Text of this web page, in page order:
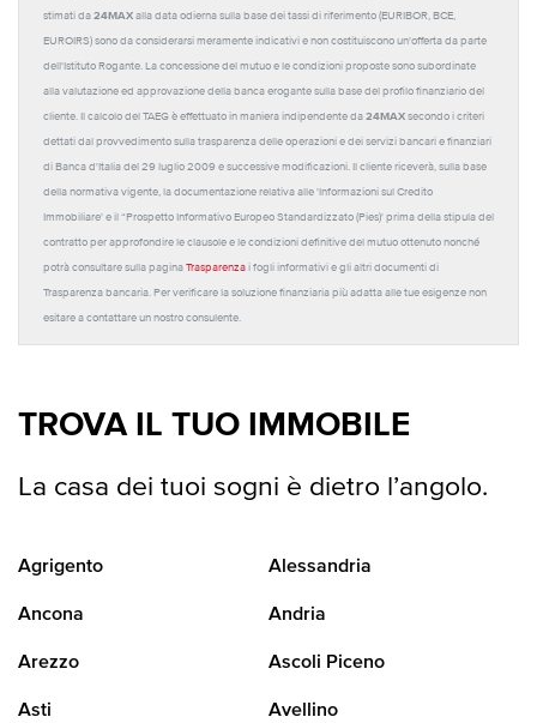
stimati da 24MAX alla data odierna sulla base dei tassi di riferimento (EURIBOR, BCE,
EUROIRS) sono da considerarsi meramente indicativi e non costituiscono un'offerta da parte
dell'Istituto Rogante. La concessione del mutuo e le condizioni proposte sono subordinate
alla valutazione ed approvazione della banca erogante sulla base del profilo finanziario del
cliente. Il calcolo del TAEG è effettuato in maniera indipendente da 24MAX secondo i criteri
dettati dal provvedimento sulla trasparenza delle operazioni e dei servizi bancari e finanziari
di Banca d'Italia del 29 luglio 2009 e successive modificazioni. Il cliente riceverà, sulla base
della normativa vigente, la documentazione relativa alle 'Informazioni sul Credito
Immobiliare' e il “Prospetto Informativo Europeo Standardizzato (Pies)' prima della stipula del
contratto per approfondire le clausole e le condizioni definitive del mutuo ottenuto nonché
potrà consultare sulla pagina Trasparenza i fogli informativi e gli altri documenti di
Trasparenza bancaria. Per verificare la soluzione finanziaria più adatta alle tue esigenze non
esitare a contattare un nostro consulente.
TROVA IL TUO IMMOBILE
La casa dei tuoi sogni è dietro l’angolo.
Agrigento Alessandria
Ancona Andria
Arezzo Ascoli Piceno
Asti Avellino